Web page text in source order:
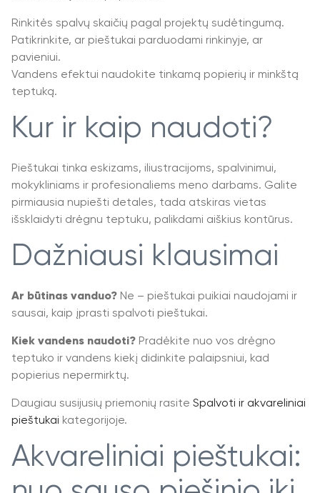
Rinkitės spalvų skaičių pagal projektų sudėtingumą.
Patikrinkite, ar pieštukai parduodami rinkinyje, ar
pavieniui.
Vandens efektui naudokite tinkamą popierių ir minkštą
teptuką.
Kur ir kaip naudoti?
Pieštukai tinka eskizams, iliustracijoms, spalvinimui,
mokykliniams ir profesionaliems meno darbams. Galite
pirmiausia nupiešti detales, tada atskiras vietas
išsklaidyti drėgnu teptuku, palikdami aiškius kontūrus.
Dažniausi klausimai
Ar būtinas vanduo? Ne – pieštukai puikiai naudojami ir
sausai, kaip įprasti spalvoti pieštukai.
Kiek vandens naudoti? Pradėkite nuo vos drėgno
teptuko ir vandens kiekį didinkite palaipsniui, kad
popierius nepermirktų.
Daugiau susijusių priemonių rasite Spalvoti ir akvareliniai
pieštukai kategorijoje.
Akvareliniai pieštukai: